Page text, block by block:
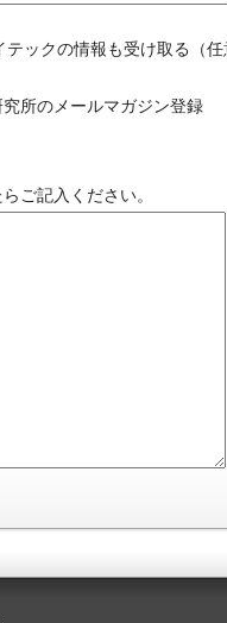
ックの情報も受け取る（任
所のメールマガジン登録
ご記入ください。